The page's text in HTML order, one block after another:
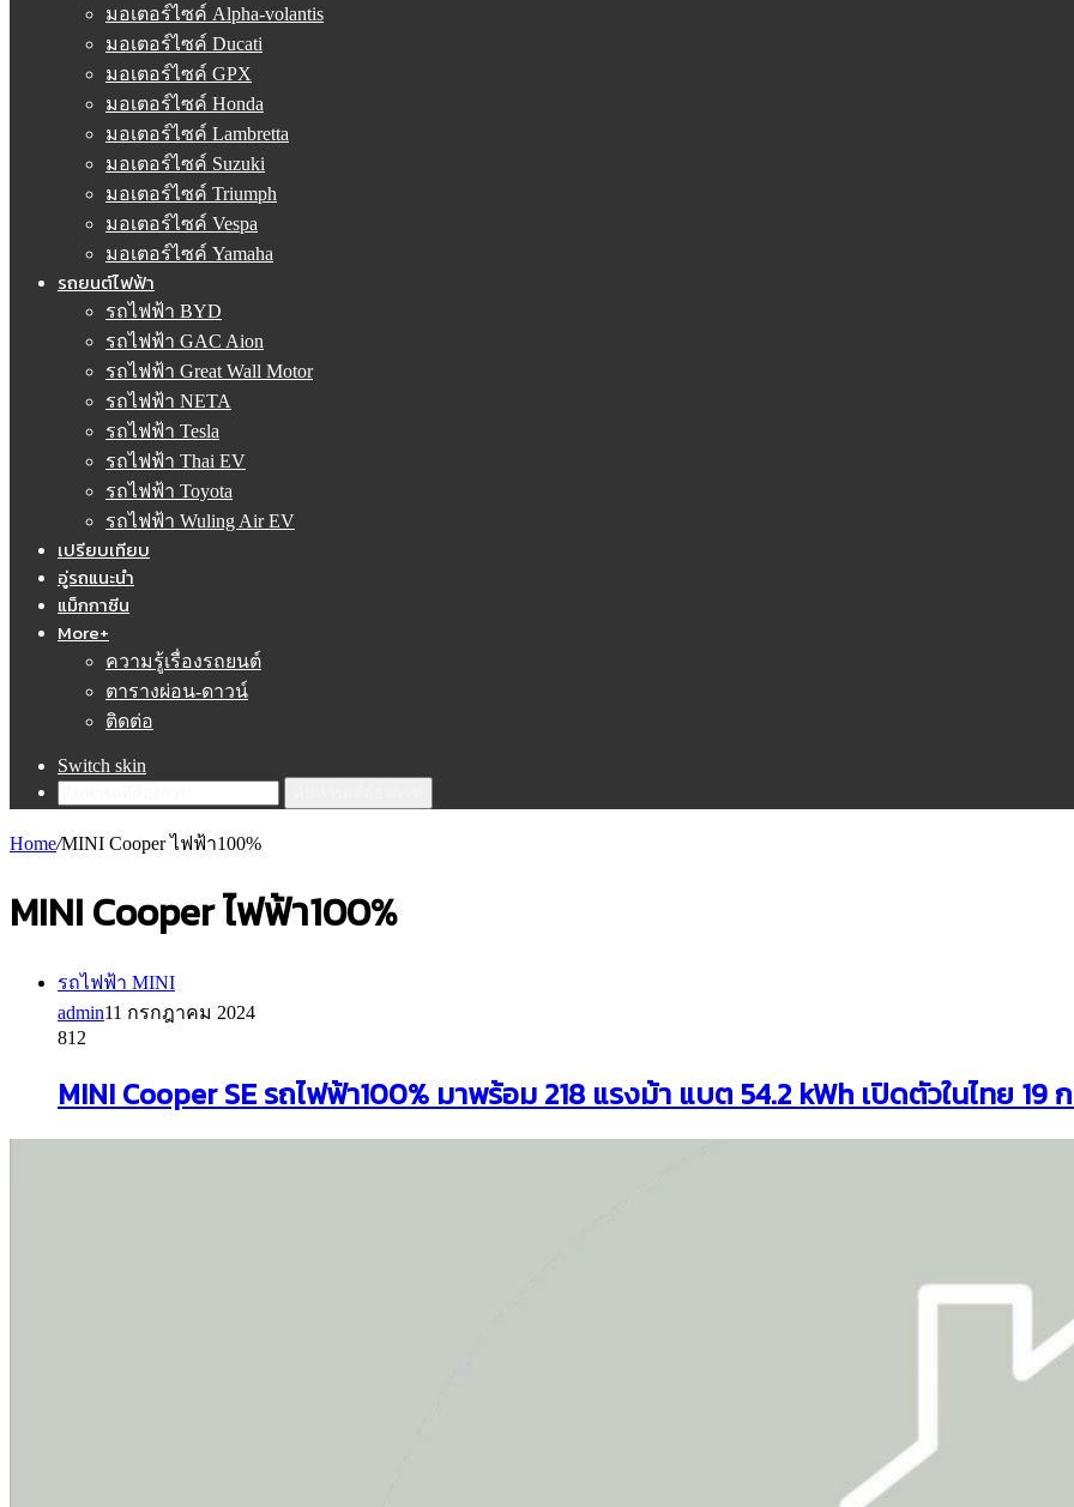
มอเตอร์ไซค์ Alpha-volantis
มอเตอร์ไซค์ Ducati
มอเตอร์ไซค์ GPX
มอเตอร์ไซค์ Honda
มอเตอร์ไซค์ Lambretta
มอเตอร์ไซค์ Suzuki
มอเตอร์ไซค์ Triumph
มอเตอร์ไซค์ Vespa
มอเตอร์ไซค์ Yamaha
รถยนต์ไฟฟ้า
รถไฟฟ้า BYD
รถไฟฟ้า GAC Aion
รถไฟฟ้า Great Wall Motor
รถไฟฟ้า NETA
รถไฟฟ้า Tesla
รถไฟฟ้า Thai EV
รถไฟฟ้า Toyota
รถไฟฟ้า Wuling Air EV
เปรียบเทียบ
อู่รถแนะนำ
แม็กกาซีน
More+
ความรู้เรื่องรถยนต์
ตารางผ่อน-ดาวน์
ติดต่อ
Switch skin
Home/MINI Cooper ไฟฟ้า100%
MINI Cooper ไฟฟ้า100%
รถไฟฟ้า MINI
admin11 กรกฎาคม 2024
812
MINI Cooper SE รถไฟฟ้า100% มาพร้อม 218 แรงม้า แบต 54.2 kWh เปิดตัวในไทย 19